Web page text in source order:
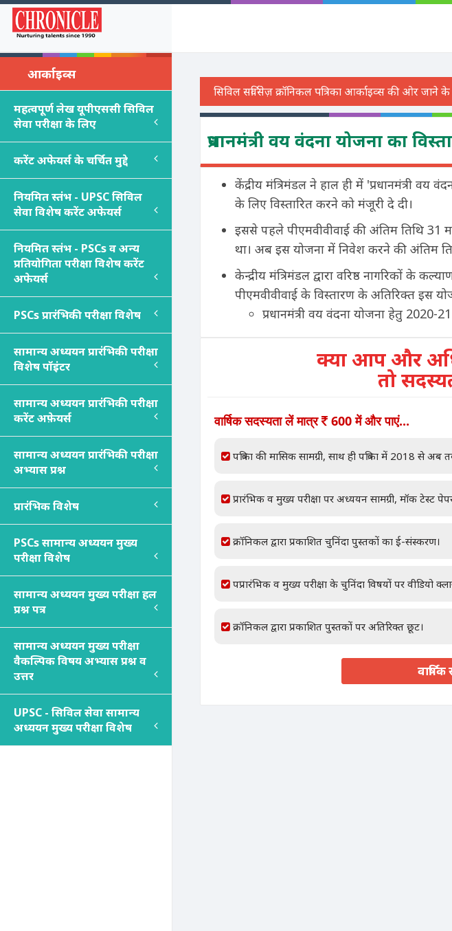
आर्काइव्स
महत्वपूर्ण लेख यूपीएससी सिविल
सेवा परीक्षा के लिए
करेंट अफेयर्स के चर्चित मुद्दे
नियमित स्तंभ - UPSC सिविल
सेवा विशेष करेंट अफेयर्स
नियमित स्तंभ - PSCsव अन्य
प्रतियोगिता परीक्षा विशेष करेंट
अफेयर्स
PSCsप्रारंभिकी परीक्षा विशेष
सामान्य अध्ययन प्रारंभिकी परीक्षा
विशेष पॉइंटर
सामान्य अध्ययन प्रारंभिकी परीक्षा
करेंट अफ़ेयर्स
सामान्य अध्ययन प्रारंभिकी परीक्षा
अभ्यास प्रश्न
प्रारंभिक विशेष
PSCsसामान्य अध्ययन मुख्य
परीक्षा विशेष
सामान्य अध्ययन मुख्य परीक्षा हल
प्रश्न पत्र
सामान्य अध्ययन मुख्य परीक्षा
वैकल्पिक विषय अभ्यास प्रश्न व
उत्तर
UPSC - सिविल सेवा सामान्य
अध्ययन मुख्य परीक्षा विशेष
प्रधानमंत्री वय वंदना योजना का
केंद्रीय मंत्रिमंडल ने हाल ही में 'प्रधानमंत्री वय
के लिए विस्तारित करने को मंजूरी दे दी।
इससे पहले पीएमवीवीवाई की अंतिम तिथि 31
था। अब इस योजना में निवेश करने की अंतिम
केन्द्रीय मंत्रिमंडल द्वारा वरिष्ठ नागरिकों के
पीएमवीवीवाई के विस्तारण के अतिरिक्त इस
प्रधानमंत्री वय वंदना योजना हेतु 2020-
क्या आप और
तो
वार्षिक सदस्यता लें मात्र 600 में और पाएं...
पत्रिका की मासिक सामग्री, साथ ही पत्रिका में 2018 से अब
प्रारंभिक व मुख्य परीक्षा पर अध्ययन सामग्री, मॉक टेस्ट
क्रॉनिकल द्वारा प्रकाशित चुनिंदा पुस्तकों का ई-संस्करण।
पप्रारंभिक व मुख्य परीक्षा के चुनिंदा विषयों पर वीडियो
क्रॉनिकल द्वारा प्रकाशित पुस्तकों पर अतिरिक्त छूट।